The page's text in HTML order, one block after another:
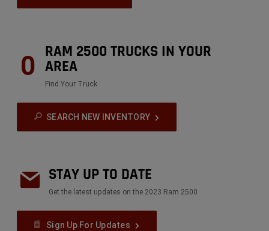
0 RAM 2500 TRUCKS IN YOUR
AREA
Find Your Truck
SEARCH NEW INVENTORY
STAY UP TO DATE
Get the latest updates on the 2023 Ram 2500
Sign Up For Updates